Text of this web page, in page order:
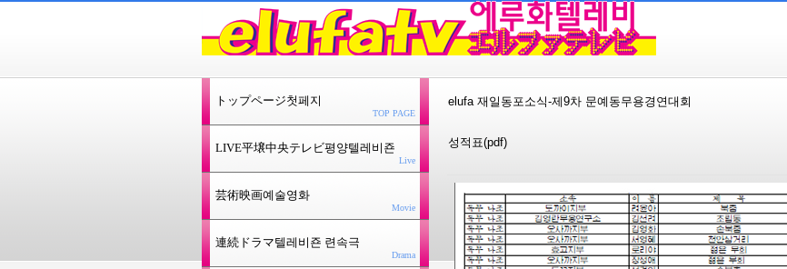
elufa 재일동포소식-제9차 문예동무용경연대회
성적표(pdf)
トップページ첫페지
TOP PAGE
LIVE平壌中央テレビ평양텔레비죤
Live
芸術映画예술영화
Movie
連続ドラマ텔레비죤 련속극
Drama